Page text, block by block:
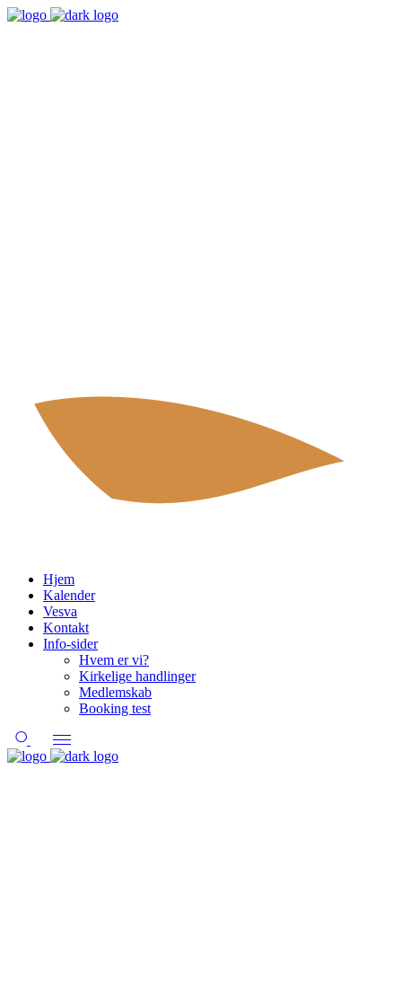
Hjem
Kalender
Vesva
Kontakt
Info-sider
Hvem er vi?
Kirkelige handlinger
Medlemskab
Booking test